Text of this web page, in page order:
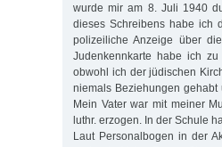
wurde mir am 8. Juli 1940
dieses Schreibens habe ich
polizeiliche Anzeige über
Judenkennkarte habe ich
obwohl ich der jüdischen
niemals Beziehungen
Mein Vater war mit meiner
luthr. erzogen. In der Schule
Laut Personalbogen in der